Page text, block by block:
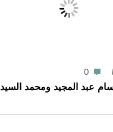
0
عبد المجيد ومحمد السيد